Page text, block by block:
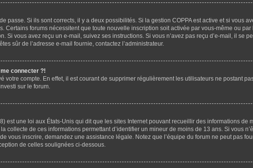
passe. Si ils sont corrects, il y a deux possibilités. Si la gestion COPPA est active et si vous
Certains forums nécessitent que toute nouvelle inscription soit activée par vous-même ou
Si vous avez reçu un e-mail, suivez ses instructions. Si vous n’avez pas reçu d’e-mail, il se
sûr de l’adresse e-mail fournie, contactez l’administrateur.
connecter ?!
votre compte. En effet, il est courant de supprimer régulièrement les utilisateurs ne postant
sur le forum.
est une loi aux États-Unis qui dit que les sites Internet pouvant recueillir des informations de
collecte de ces informations permettant d’identifier un mineur de moins de 13 ans. Si vous
vous inscrire, demandez une assistance légale. Notez que l’équipe du forum ne peut pas
de celles soulignées ci-dessous.